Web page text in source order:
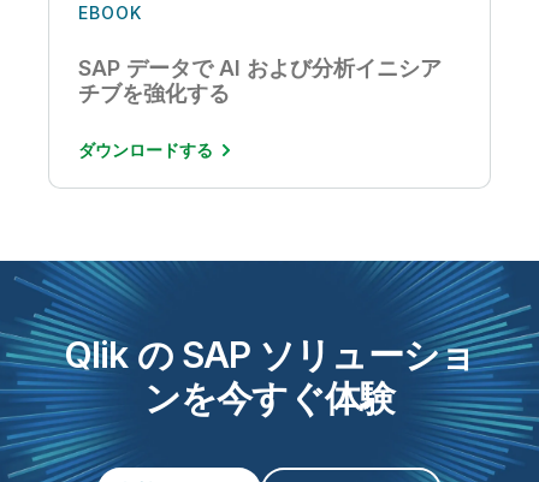
EBOOK
SAP データで AI および分析イニシア
チブを強化する
ダウンロードする
Qlik の SAP ソリューショ
ンを今すぐ体験